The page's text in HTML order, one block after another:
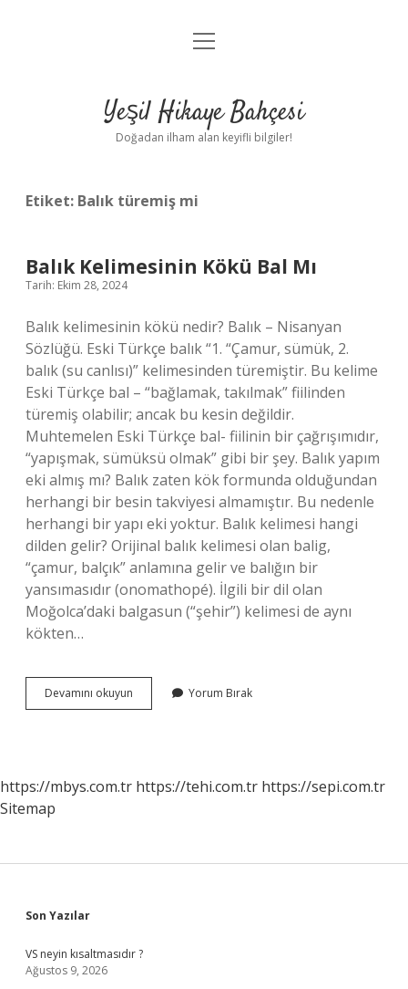
Anasayfa
Yasal Uyarı
menüyü
Yeşil Hikaye Bahçesi
Doğadan ilham alan keyifli bilgiler!
Etiket: Balık türemiş mi
Balık Kelimesinin Kökü Bal Mı
Tarih: Ekim 28, 2024
Balık kelimesinin kökü nedir? Balık – Nisanyan
Sözlüğü. Eski Türkçe balık “1. “Çamur, sümük, 2.
balık (su canlısı)” kelimesinden türemiştir. Bu kelime
Eski Türkçe bal – “bağlamak, takılmak” fiilinden
türemiş olabilir; ancak bu kesin değildir.
Muhtemelen Eski Türkçe bal- fiilinin bir çağrışımıdır,
“yapışmak, sümüksü olmak” gibi bir şey. Balık yapım
eki almış mı? Balık zaten kök formunda olduğundan
herhangi bir besin takviyesi almamıştır. Bu nedenle
herhangi bir yapı eki yoktur. Balık kelimesi hangi
dilden gelir? Orijinal balık kelimesi olan balig,
“çamur, balçık” anlamına gelir ve balığın bir
yansımasıdır (onomathopé). İlgili bir dil olan
Moğolca’daki balgasun (“şehir”) kelimesi de aynı
kökten…
Devamını okuyun
Kelimesinin
Yorum Bırak
https://mbys.com.tr https://tehi.com.tr https://sepi.com.tr
Sitemap
Sidebar
Son Yazılar
VS neyin kısaltmasıdır ?
Ağustos 9, 2026